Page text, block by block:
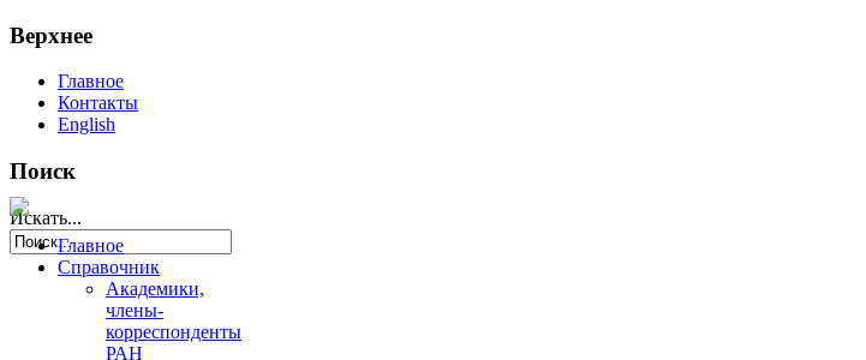
Верхнее
Главное
Контакты
English
Поиск
Искать...
Главное
Справочник
Академики,
члены-
корреспонденты
РАН